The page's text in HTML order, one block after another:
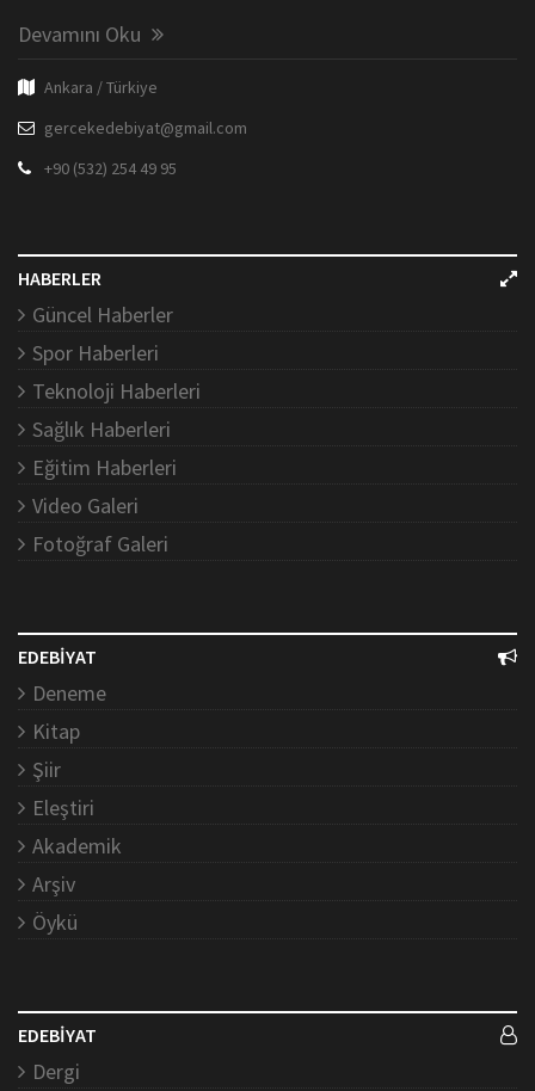
Devamını Oku
Ankara / Türkiye
gercekedebiyat@gmail.com
+90 (532) 254 49 95
HABERLER
Güncel Haberler
Spor Haberleri
Teknoloji Haberleri
Sağlık Haberleri
Eğitim Haberleri
Video Galeri
Fotoğraf Galeri
EDEBİYAT
Deneme
Kitap
Şiir
Eleştiri
Akademik
Arşiv
Öykü
EDEBİYAT
Dergi